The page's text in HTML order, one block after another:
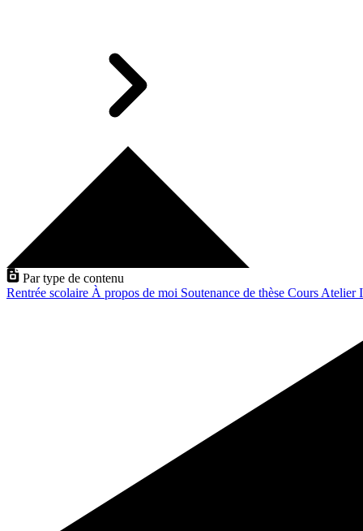
Par type de contenu
Rentrée scolaire À propos de moi Soutenance de thèse Cours Atelier